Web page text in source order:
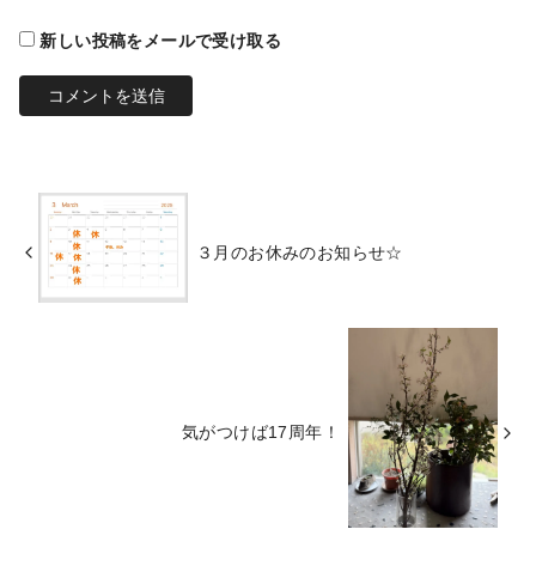
新しい投稿をメールで受け取る
３月のお休みのお知らせ☆
気がつけば17周年！